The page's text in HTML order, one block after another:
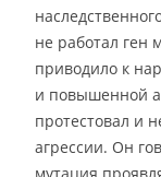
не работал ген
приводило к
и повышенной
протестовал и
агрессии. Он